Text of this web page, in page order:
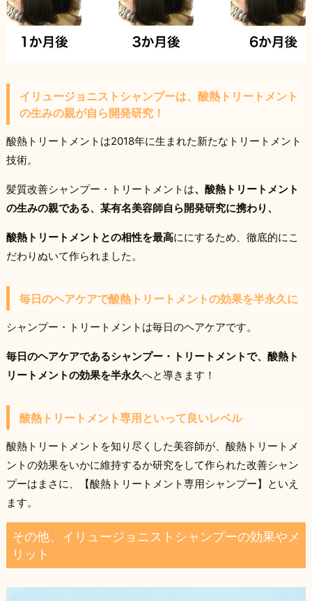
イリュージョニストシャンプーは、酸熱トリートメント
の生みの親が自ら開発研究！
酸熱トリートメントは2018年に生まれた新たなトリートメント
技術。
髪質改善シャンプー・トリートメントは、酸熱トリートメント
の生みの親である、某有名美容師自ら開発研究に携わり、
酸熱トリートメントとの相性を最高ににするため、徹底的にこ
だわりぬいて作られました。
毎日のヘアケアで酸熱トリートメントの効果を半永久に
シャンプー・トリートメントは毎日のヘアケアです。
毎日のヘアケアであるシャンプー・トリートメントで、酸熱ト
リートメントの効果を半永久へと導きます！
酸熱トリートメント専用といって良いレベル
酸熱トリートメントを知り尽くした美容師が、酸熱トリートメ
ントの効果をいかに維持するか研究をして作られた改善シャン
プーはまさに、【酸熱トリートメント専用シャンプー】といえ
ます。
その他、イリュージョニストシャンプーの効果やメ
リット